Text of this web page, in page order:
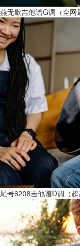
燕无歇吉他谱G调（全
尾号6208吉他谱D调（